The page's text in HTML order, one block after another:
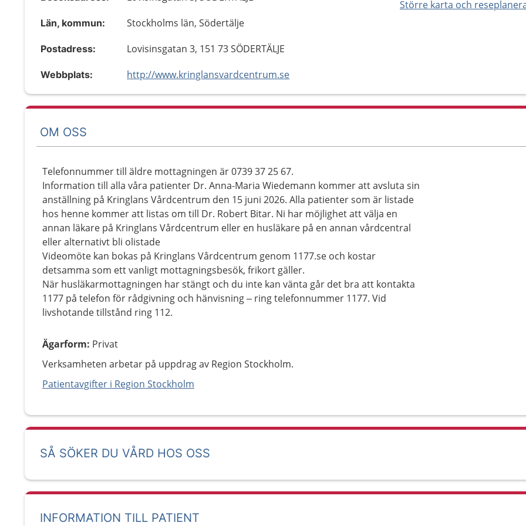
Större karta och
Län, kommun: Stockholms län, Södertälje
Postadress: Lovisinsgatan 3, 151 73 SÖDERTÄLJE
Webbplats: http://www.kringlansvardcentrum.se
OM OSS
Telefonnummer till äldre mottagningen är 0739 37 25 67.
Information till alla våra patienter Dr. Anna-Maria Wiedemann kommer att avsluta sin
anställning på Kringlans Vårdcentrum den 15 juni 2026. Alla patienter som är listade
hos henne kommer att listas om till Dr. Robert Bitar. Ni har möjlighet att välja en
annan läkare på Kringlans Vårdcentrum eller en husläkare på en annan vårdcentral
eller alternativt bli olistade
Videomöte kan bokas på Kringlans Vårdcentrum genom 1177.se och kostar
detsamma som ett vanligt mottagningsbesök, frikort gäller.
När husläkarmottagningen har stängt och du inte kan vänta går det bra att kontakta
1177 på telefon för rådgivning och hänvisning – ring telefonnummer 1177. Vid
livshotande tillstånd ring 112.
Ägarform: Privat
Verksamheten arbetar på uppdrag av Region Stockholm.
Patientavgifter i Region Stockholm
SÅ SÖKER DU VÅRD HOS OSS
INFORMATION TILL PATIENT